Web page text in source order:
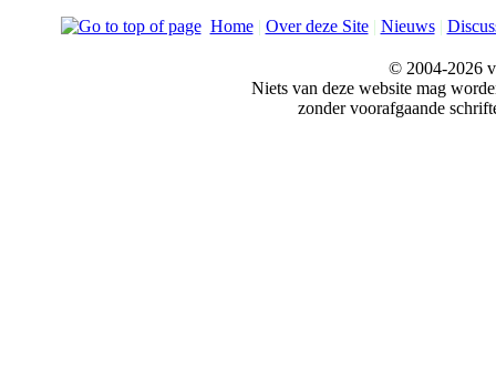
Home| Over deze Site| Nieuws|
© 2004-2026
Niets van deze website mag
zonder voorafgaande